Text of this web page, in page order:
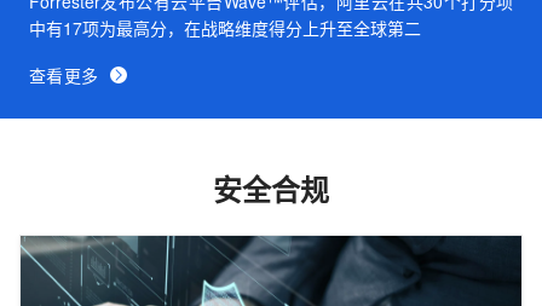
中有17项为最高分，在战略维度得分上升至全球第二
查看更多
安全合规